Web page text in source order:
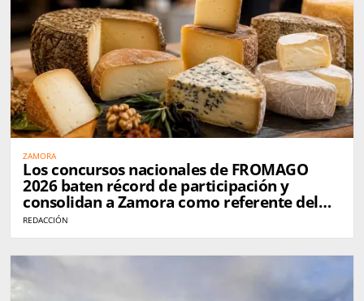
ZAMORA
Los concursos nacionales de FROMAGO
2026 baten récord de participación y
consolidan a Zamora como referente del
queso en España
REDACCIÓN